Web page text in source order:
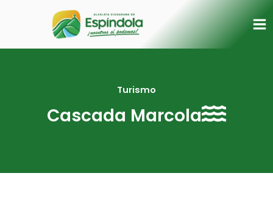
Turismo
Cascada Marcola